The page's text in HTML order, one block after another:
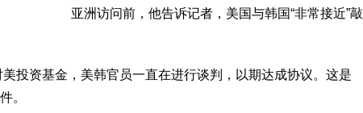
亚洲访问前，他告诉记者，美国与韩国“非常接近”敲
投资基金，美韩官员一直在进行谈判，以期达成协议。这是
。